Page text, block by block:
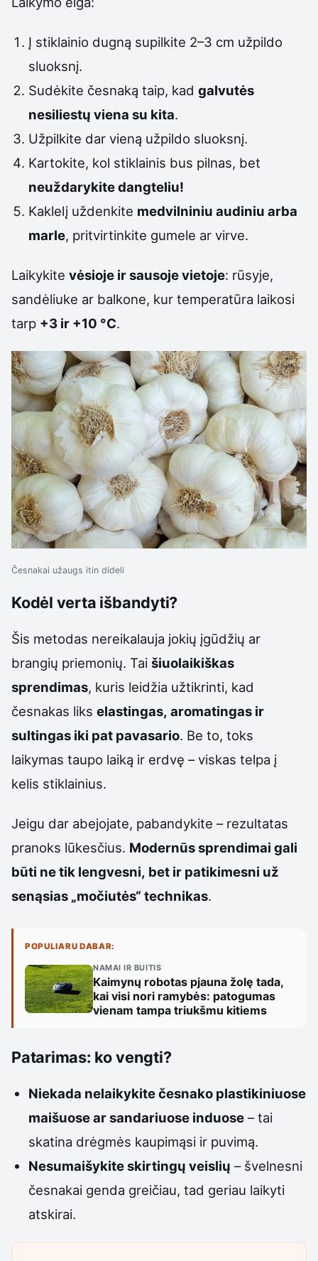
Į stiklainio dugną supilkite 2–3 cm užpildo
sluoksnį.
Sudėkite česnaką taip, kadgalvutės
nesiliestų viena su kita.
Užpilkite dar vieną užpildo sluoksnį.
Kartokite, kol stiklainis bus pilnas, bet
neuždarykite dangteliu!
Kaklelį uždenkite medvilniniu audiniu arba
marle, pritvirtinkite gumele ar virve.
Laikykite vėsioje ir sausoje vietoje: rūsyje,
sandėliuke ar balkone, kur temperatūra laikosi
tarp +3 ir +10 °C.
Česnakai užaugs itin dideli
Kodėl verta išbandyti?
Šis metodas nereikalauja jokių įgūdžių ar
brangių priemonių. Tai šiuolaikiškas
sprendimas, kuris leidžia užtikrinti, kad
česnakas liks elastingas, aromatingas ir
sultingas iki pat pavasario. Be to, toks
laikymas taupo laiką ir erdvę – viskas telpa į
kelis stiklainius.
Jeigu dar abejojate, pabandykite – rezultatas
pranoks lūkesčius. Modernūs sprendimai gali
būti ne tik lengvesni, bet ir patikimesni už
senąsias „močiutės“ technikas.
POPULIARU DABAR:
NAMAI IR BUITIS
Kaimynų robotas pjauna žolę tada,
kai visi nori ramybės: patogumas
vienam tampa triukšmu kitiems
Patarimas: ko vengti?
Niekada nelaikykite česnako plastikiniuose
maišuose ar sandariuose induose – tai
skatina drėgmės kaupimąsi ir puvimą.
Nesumaišykite skirtingų veislių – švelnesni
česnakai genda greičiau, tad geriau laikyti
atskirai.